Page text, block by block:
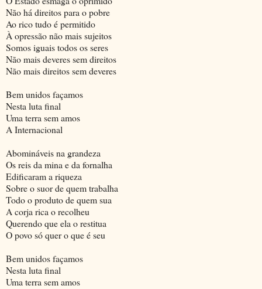
Não há direitos para o pobre
Ao rico tudo é permitido
À opressão não mais sujeitos
Somos iguais todos os seres
Não mais deveres sem direitos
Não mais direitos sem deveres
Bem unidos façamos
Nesta luta final
Uma terra sem amos
A Internacional
Abomináveis na grandeza
Os reis da mina e da fornalha
Edificaram a riqueza
Sobre o suor de quem trabalha
Todo o produto de quem sua
A corja rica o recolheu
Querendo que ela o restitua
O povo só quer o que é seu
Bem unidos façamos
Nesta luta final
Uma terra sem amos